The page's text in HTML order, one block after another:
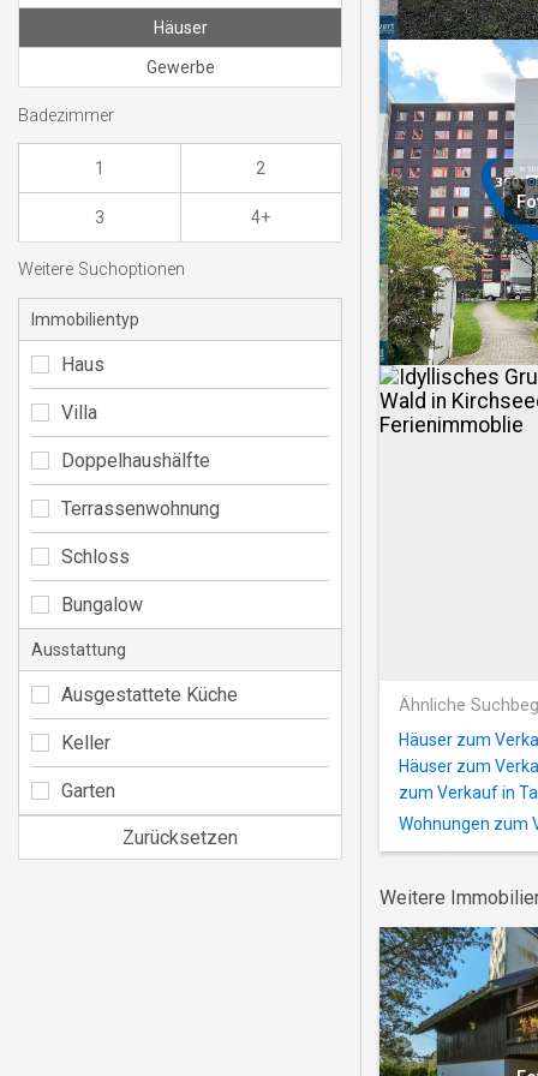
Ähnliche
Häuser zum
Häuser zum
zum Verkauf in
Wohnungen zum
Weitere
Häuser
Gewerbe
Badezimmer
1 2
3 4+
Weitere Suchoptionen
Immobilientyp
Haus
Villa
Doppelhaushälfte
Terrassenwohnung
Schloss
Bungalow
Ausstattung
Ausgestattete Küche
Keller
Garten
Zurücksetzen